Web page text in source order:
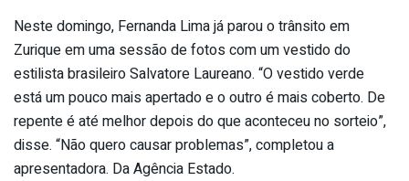
Neste domingo, Fernanda Lima já parou o trânsito em
Zurique em uma sessão de fotos com um vestido do
estilista brasileiro Salvatore Laureano. “O vestido verde
está um pouco mais apertado e o outro é mais coberto. De
repente é até melhor depois do que aconteceu no sorteio”,
disse. “Não quero causar problemas”, completou a
apresentadora. Da Agência Estado.